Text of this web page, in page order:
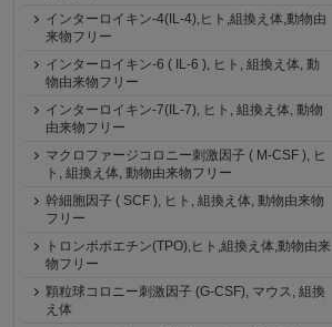
インターロイキン‐4(IL-4),ヒト,組換え体,動物由
来物フリー
インターロイキン-6 ( IL-6 ), ヒト, 組換え体, 動
物由来物フリー
インターロイキン-7(IL-7), ヒト, 組換え体, 動物
由来物フリー
マクロファージコロニー刺激因子 ( M-CSF ), ヒ
ト, 組換え体, 動物由来物フリー
幹細胞因子 ( SCF ), ヒト, 組換え体, 動物由来物
フリー
トロンボポエチン(TPO),ヒト,組換え体,動物由来
物フリー
顆粒球コロニー刺激因子 (G-CSF), マウス, 組換
え体